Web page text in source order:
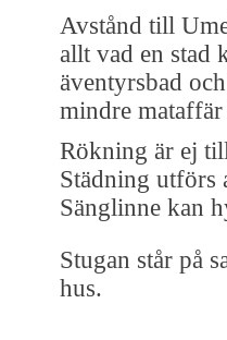
Avstånd till
allt vad en stad
äventyrsbad
mindre
Rökning är ej
Städning utförs
Sänglinne kan
Stugan står på
hus.